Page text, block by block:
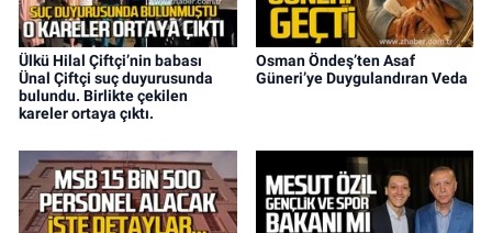
Ülkü Hilal Çiftçi’nin babası
Ünal Çiftçi suç duyurusunda
bulundu. Birlikte çekilen
kareler ortaya çıktı.
Osman Öndeş’ten Asaf
Güneri’ye Duygulandıran Veda